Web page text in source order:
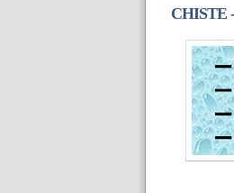
CHISTE